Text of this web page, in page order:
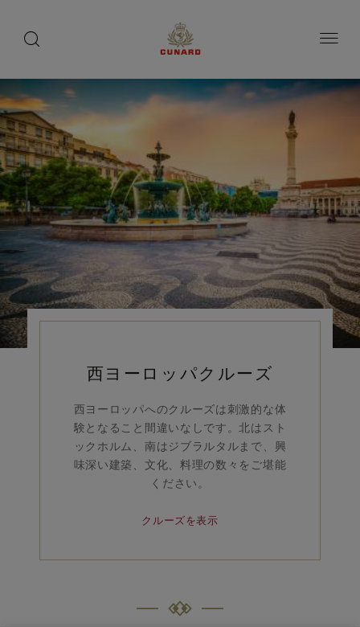
へ
ス
キ
ッ
プ
西ヨーロッパクルーズ
西ヨーロッパへのクルーズは刺激的な体
験となること間違いなしです。北はスト
ックホルム、南はジブラルタルまで、興
味深い建築、文化、料理の数々をご堪能
ください。
クルーズを表示